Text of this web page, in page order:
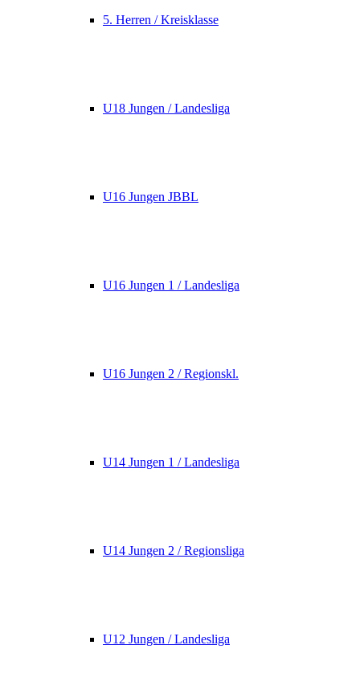
5. Herren / Kreisklasse
U18 Jungen / Landesliga
U16 Jungen JBBL
U16 Jungen 1 / Landesliga
U16 Jungen 2 / Regionskl.
U14 Jungen 1 / Landesliga
U14 Jungen 2 / Regionsliga
U12 Jungen / Landesliga